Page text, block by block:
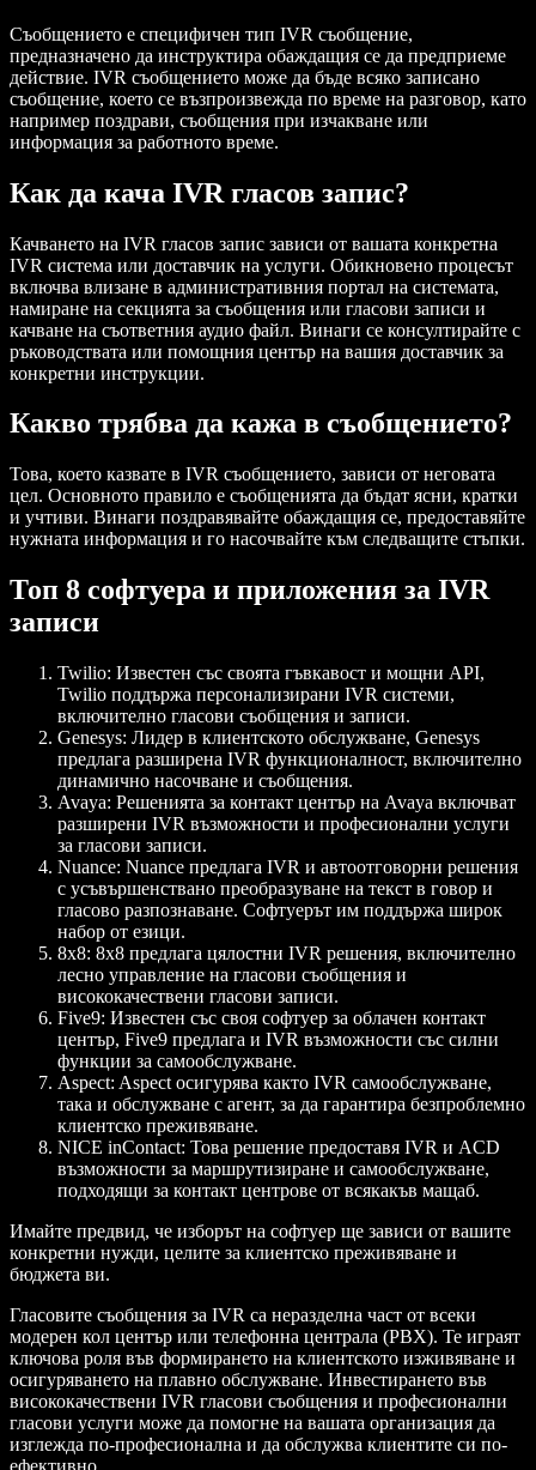
Съобщението е специфичен тип IVR съобщение,
предназначено да инструктира обаждащия се да предприеме
действие. IVR съобщението може да бъде всяко записано
съобщение, което се възпроизвежда по време на разговор, като
например поздрави, съобщения при изчакване или
информация за работното време.
Как да кача IVR гласов запис?
Качването на IVR гласов запис зависи от вашата конкретна
IVR система или доставчик на услуги. Обикновено процесът
включва влизане в административния портал на системата,
намиране на секцията за съобщения или гласови записи и
качване на съответния аудио файл. Винаги се консултирайте с
ръководствата или помощния център на вашия доставчик за
конкретни инструкции.
Какво трябва да кажа в съобщението?
Това, което казвате в IVR съобщението, зависи от неговата
цел. Основното правило е съобщенията да бъдат ясни, кратки
и учтиви. Винаги поздравявайте обаждащия се, предоставяйте
нужната информация и го насочвайте към следващите стъпки.
Топ 8 софтуера и приложения за IVR
записи
Twilio: Известен със своята гъвкавост и мощни API,
Twilio поддържа персонализирани IVR системи,
включително гласови съобщения и записи.
Genesys: Лидер в клиентското обслужване, Genesys
предлага разширена IVR функционалност, включително
динамично насочване и съобщения.
Avaya: Решенията за контакт център на Avaya включват
разширени IVR възможности и професионални услуги
за гласови записи.
Nuance: Nuance предлага IVR и автоотговорни решения
с усъвършенствано преобразуване на текст в говор и
гласово разпознаване. Софтуерът им поддържа широк
набор от езици.
8x8: 8x8 предлага цялостни IVR решения, включително
лесно управление на гласови съобщения и
висококачествени гласови записи.
Five9: Известен със своя софтуер за облачен контакт
център, Five9 предлага и IVR възможности със силни
функции за самообслужване.
Aspect: Aspect осигурява както IVR самообслужване,
така и обслужване с агент, за да гарантира безпроблемно
клиентско преживяване.
NICE inContact: Това решение предоставя IVR и ACD
възможности за маршрутизиране и самообслужване,
подходящи за контакт центрове от всякакъв мащаб.
Имайте предвид, че изборът на софтуер ще зависи от вашите
конкретни нужди, целите за клиентско преживяване и
бюджета ви.
Гласовите съобщения за IVR са неразделна част от всеки
модерен кол център или телефонна централа (PBX). Те играят
ключова роля във формирането на клиентското изживяване и
осигуряването на плавно обслужване. Инвестирането във
висококачествени IVR гласови съобщения и професионални
гласови услуги може да помогне на вашата организация да
изглежда по-професионална и да обслужва клиентите си по-